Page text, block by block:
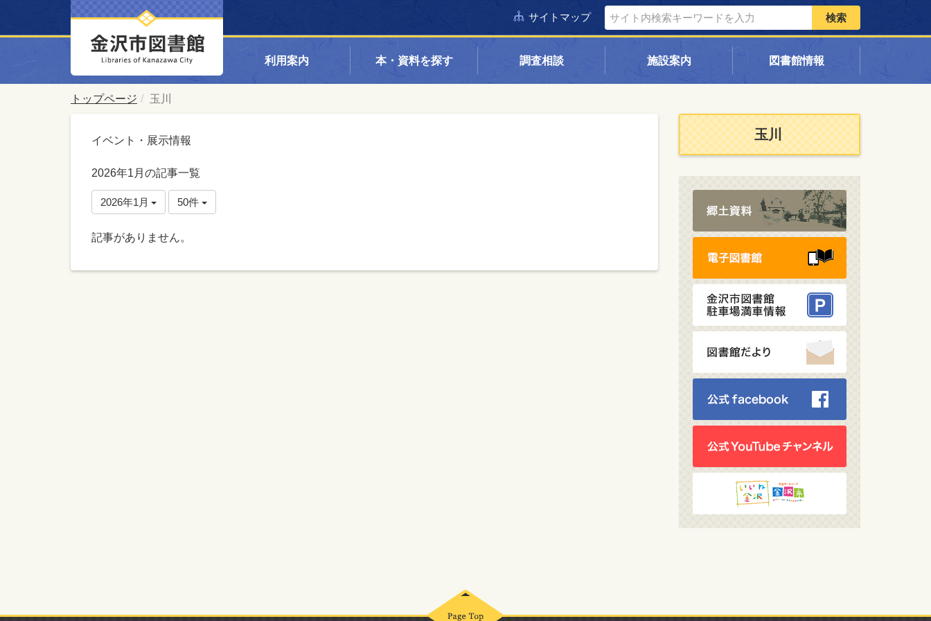
サイトマップ 検索
利用案内 本・資料を探す 調査相談 施設案内 図書館情報
トップページ 玉川
イベント・展示情報
2026年1月の記事一覧
2026年1月 50件
記事がありません。
玉川